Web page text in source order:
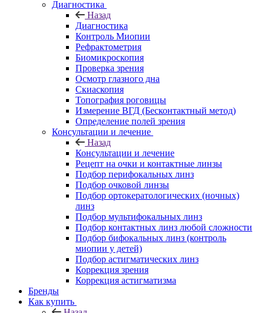
Диагностика
Назад
Диагностика
Контроль Миопии
Рефрактометрия
Биомикроскопия
Проверка зрения
Осмотр глазного дна
Скиаскопия
Топография роговицы
Измерение ВГД (Бесконтактный метод)
Определение полей зрения
Консультации и лечение
Назад
Консультации и лечение
Рецепт на очки и контактные линзы
Подбор перифокальных линз
Подбор очковой линзы
Подбор ортокератологических (ночных)
линз
Подбор мультифокальных линз
Подбор контактных линз любой сложности
Подбор бифокальных линз (контроль
миопии у детей)
Подбор астигматических линз
Коррекция зрения
Коррекция астигматизма
Бренды
Как купить